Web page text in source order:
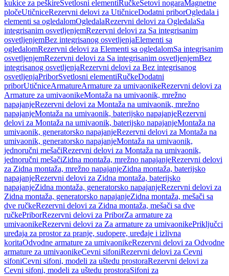
kukice za peškireSvetlosni elementiRučkeSetovi nogaraMagnetne
pločeUtičniceRezervni delovi za UtičniceDodatni priborOgledala i
elementi sa ogledalomOgledalaRezervni delovi za OgledalaSa
integrisanim osvetljenjemRezervni delovi za Sa integrisanim
osvetljenjemBez integrisanog osvetljenjaElementi sa
ogledalomRezervni delovi za Elementi sa ogledalomSa integrisanim
osvetljenjemRezervni delovi za Sa integrisanim osvetljenjemBez
integrisanog osvetljenjaRezervni delovi za Bez integrisanog
osvetljenjaPriborSvetlosni elementiRučkeDodatni
priborUtičniceArmatureArmature za umivaonikeRezervni delovi za
Armature za umivaonikeMontaža na umivaonik, mrežno
napajanjeRezervni delovi za Montaža na umivaonik, mrežno
napajanjeMontaža na umivaonik, baterijsko napajanjeRezervni
delovi za Montaža na umivaonik, baterijsko napajanjeMontaža na
umivaonik, generatorsko napajanjeRezervni delovi za Montaža na
umivaonik, generatorsko napajanjeMontaža na umivaonik,
jednoručni mešačiRezervni delovi za Montaža na umivaonik,
jednoručni mešačiZidna montaža, mrežno napajanjeRezervni delovi
za Zidna montaža, mrežno napajanjeZidna montaža, baterijsko
napajanjeRezervni delovi za Zidna montaža, baterijsko
napajanjeZidna montaža, generatorsko napajanjeRezervni delovi za
Zidna montaža, generatorsko napajanjeZidna montaža, mešači sa
dve ručkeRezervni delovi za Zidna montaža, mešači sa dve
ručkePriborRezervni delovi za PriborZa armature za
umivaonikeRezervni delovi za Za armature za umivaonikePriključci
uređaja za prostor za pranje, sudopere, uređaje i izlivna
koritaOdvodne armature za umivaonikeRezervni delovi za Odvodne
armature za umivaonikeCevni sifoniRezervni delovi za Cevni
sifoniCevni sifoni, modeli za uštedu prostoraRezervni delovi za
Cevni sifoni, modeli za uštedu prostoraSifoni za